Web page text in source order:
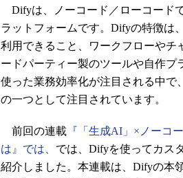
Difyは、ノーコード／ローコード
ラットフォームです。Difyの特徴は
利用できること、ワークフローやチ
ードパーティー製のツールや自作
使った業務効率化が注目される中で
の一つとして注目されています。
前回の連載 『「生成AI」×ノーコ
は』では、 では、Difyを使ってカス
紹介しました。本連載は、Difyの本